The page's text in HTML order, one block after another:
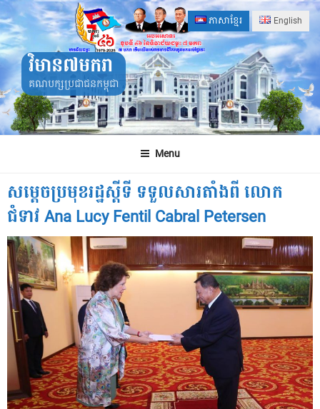
Skip
to
content
ភាសាខ្មែរ English
វិមាន៧មករា
គណបក្សប្រជាជនកម្ពុជា
Menu
សម្តេចប្រមុខរដ្ឋស្តីទី ទទួលសារតាំងពី លោក
ជំទាវ Ana Lucy Fentil Cabral Petersen